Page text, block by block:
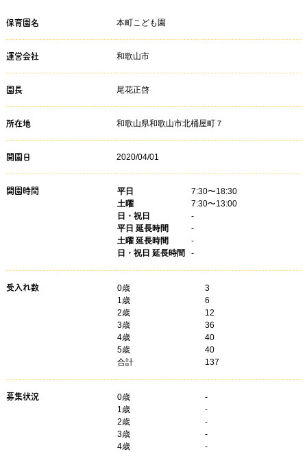
保育園名 本町こども園
運営会社 和歌山市
園長 尾花正啓
所在地 和歌山県和歌山市北桶屋町７
開園日 2020/04/01
開園時間 平日
7:30〜18:30
土曜
7:30〜13:00
日・祝日
-
平日 延長時間
-
土曜 延長時間
-
日・祝日 延長時間
-
受入れ数 0歳
3
1歳
6
2歳
12
3歳
36
4歳
40
5歳
40
合計
137
募集状況 0歳
-
1歳
-
2歳
-
3歳
-
4歳
-